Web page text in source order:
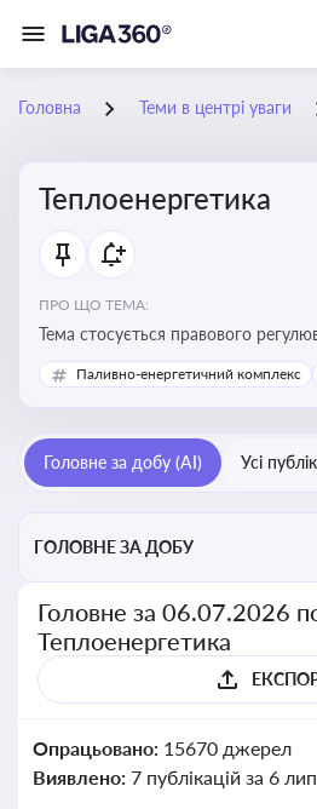
Головна Теми в центрі уваги
Теплоенергетика
ПРО ЩО ТЕМА:
Тема стосується правового
теплопостачання в Україні, що є
енергетичної безпеки, економіки
комунальних послуг
Паливно-енергетичний комплекс
Головне за добу (AI) Усі
ГОЛОВНЕ ЗА ДОБУ
Головне за 06.07.2026
Теплоенергетика
Опрацьовано: 15670 джерел
Виявлено: 7 публікацій за 6